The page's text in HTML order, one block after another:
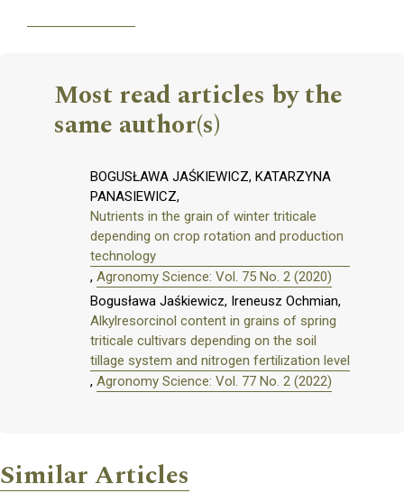
Most read articles by the
same author(s)
BOGUSŁAWA JAŚKIEWICZ, KATARZYNA
PANASIEWICZ,
Nutrients in the grain of winter triticale
depending on crop rotation and production
technology
, Agronomy Science: Vol. 75 No. 2 (2020)
Bogusława Jaśkiewicz, Ireneusz Ochmian,
Alkylresorcinol content in grains of spring
triticale cultivars depending on the soil
tillage system and nitrogen fertilization level
, Agronomy Science: Vol. 77 No. 2 (2022)
Similar Articles